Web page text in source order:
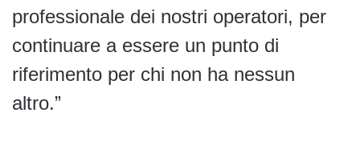
professionale dei nostri operatori, per
continuare a essere un punto di
riferimento per chi non ha nessun
altro.”